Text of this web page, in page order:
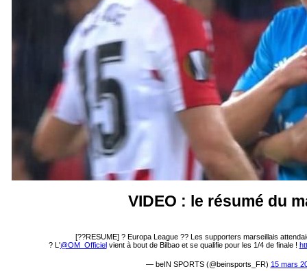
VIDEO : le résumé du
[??RESUME] ? Europa League ?? Les supporters marseillais
? L'@OM_Officielvient à bout de Bilbao et se qualifie pour les 1/4 de finale !
— beIN SPORTS (@beinsports_FR) 15 mars